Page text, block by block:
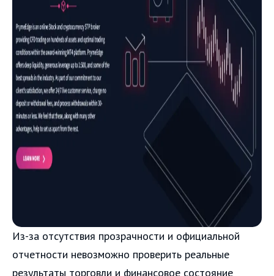
Из-за отсутствия прозрачности и официальной
отчетности невозможно проверить реальные
результаты торговли и финансовое состояние